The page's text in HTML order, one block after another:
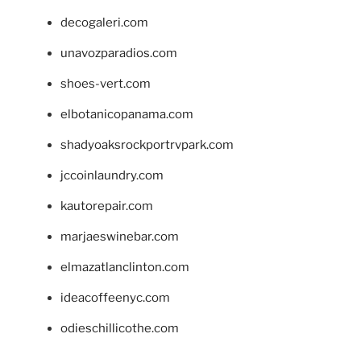
decogaleri.com
unavozparadios.com
shoes-vert.com
elbotanicopanama.com
shadyoaksrockportrvpark.com
jccoinlaundry.com
kautorepair.com
marjaeswinebar.com
elmazatlanclinton.com
ideacoffeenyc.com
odieschillicothe.com